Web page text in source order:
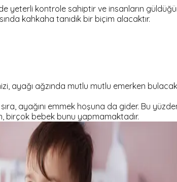
yeterli kontrole sahiptir ve insanların
kahkaha tanıdık bir biçim alacaktır.
ayağı ağzında mutlu mutlu emerken
ayağını emmek hoşuna da gider. Bu
birçok bebek bunu yapmamaktadır.